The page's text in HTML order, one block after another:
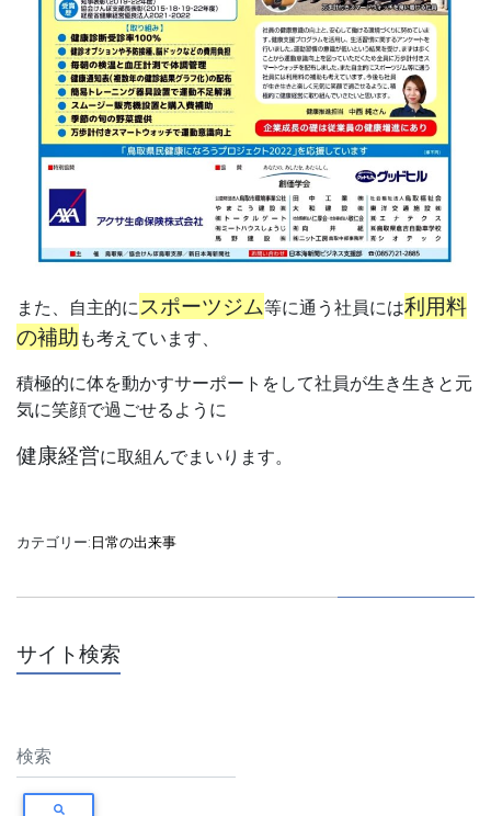
また、自主的にスポーツジム等に通う社員には利用料
の補助 も考えています、
積極的に体を動かすサーポートをして社員が生き生きと元
気に笑顔で過ごせるように
健康経営に取組んでまいります。
カテゴリー:日常の出来事
サイト検索